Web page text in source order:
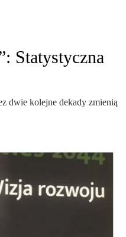
Statystyczna
dwie kolejne dekady zmienią